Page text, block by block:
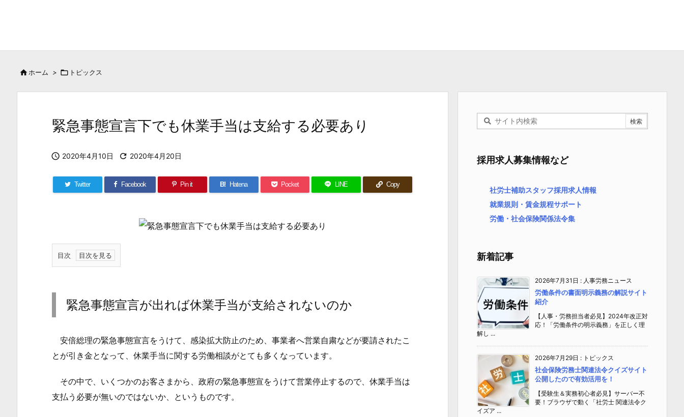
 ホーム >  トピックス
緊急事態宣言下でも休業手当は支給する必要あり
 2020年4月10日  2020年4月20日
Twitter Facebook Pin it B! Hatena Pocket LINE Copy
目次
1.
急
事
宣
言
出
れ
緊急事態宣言が出れば休業手当が支給されないのか
安倍総理の緊急事態宣言をうけて、感染拡大防止のため、事業者へ営業自粛などが要請されたこ
とが引き金となって、休業手当に関する労働相談がとても多くなっています。
その中で、いくつかのお客さまから、政府の緊急事態宣をうけて営業停止するので、休業手当は
支払う必要が無いのではないか、というものです。
採用求人募集情報など
社労士補助スタッフ採用求人情報
就業規則・賃金規程サポート
労働・社会保険関係法令集
新着記事
2026年7月31日 : 人事労務ニュース
労働条件の書面明示義務の解説サイト
紹介
【人事・労務担当者必見】2024年改正対
応！「労働条件の明示義務」を正しく理
解し ...
2026年7月29日 : トピックス
社会保険労務士関連法令クイズサイト
公開したので有効活用を！
【受験生＆実務初心者必見】サーバー不
要！ブラウザで動く「社労士 関連法令ク
イズア ...